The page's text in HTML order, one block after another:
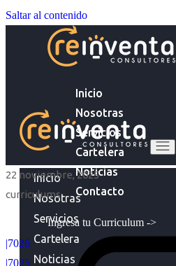
Saltar al contenido
Inicio
Nosotras
Servicios
Cartelera
Noticias
Contacto
Ingresa tu Curriculum ->
Inicio
Nosotras
Servicios
Cartelera
Noticias
22 noviembre, 2025
curriculums
|7026
|7025